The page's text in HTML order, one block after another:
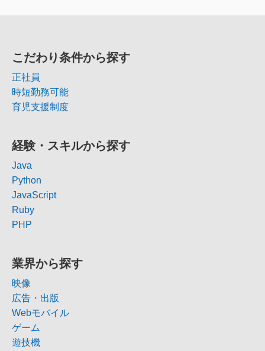
こだわり条件から探す
正社員
時短勤務可能
育児支援制度
経験・スキルから探す
Java
Python
JavaScript
Ruby
PHP
業界から探す
映像
広告・出版
Webモバイル
ゲーム
遊技機